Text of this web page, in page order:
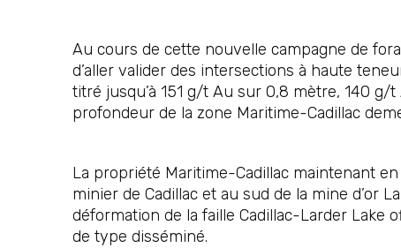
Au cours de cette nouvelle campagne de
d’aller valider des intersections à haute
titré jusqu’à 151 g/t Au sur 0,8 mètre, 140
profondeur de la zone Maritime-Cadillac
La propriété Maritime-Cadillac maintenant
minier de Cadillac et au sud de la mine d’or
déformation de la faille Cadillac-Larder
de type disséminé.